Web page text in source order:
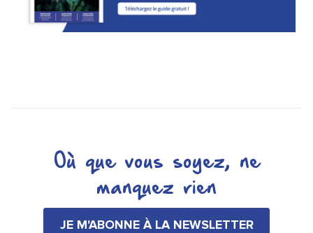
Où que vous soyez, ne
manquez rien
JE M'ABONNE À LA NEWSLETTER